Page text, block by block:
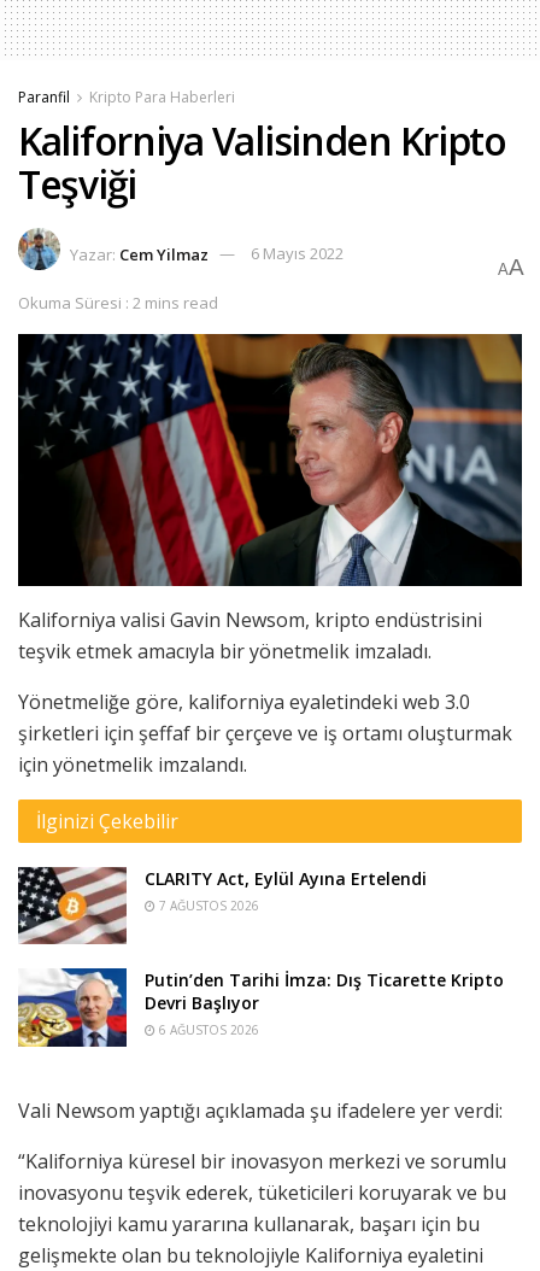
Paranfil Kripto Para Haberleri
Kaliforniya Valisinden Kripto
Teşviği
Yazar: Cem Yilmaz 6 Mayıs 2022
Okuma Süresi : 2 mins read
AA
Kaliforniya valisi Gavin Newsom, kripto endüstrisini
teşvik etmek amacıyla bir yönetmelik imzaladı.
Yönetmeliğe göre, kaliforniya eyaletindeki web 3.0
şirketleri için şeffaf bir çerçeve ve iş ortamı oluşturmak
için yönetmelik imzalandı.
İlginizi Çekebilir
CLARITY Act, Eylül Ayına Ertelendi
7 AĞUSTOS 2026
Putin’den Tarihi İmza: Dış Ticarette Kripto
Devri Başlıyor
6 AĞUSTOS 2026
Vali Newsom yaptığı açıklamada şu ifadelere yer verdi:
“Kaliforniya küresel bir inovasyon merkezi ve sorumlu
inovasyonu teşvik ederek, tüketicileri koruyarak ve bu
teknolojiyi kamu yararına kullanarak, başarı için bu
gelişmekte olan bu teknolojiyle Kaliforniya eyaletini